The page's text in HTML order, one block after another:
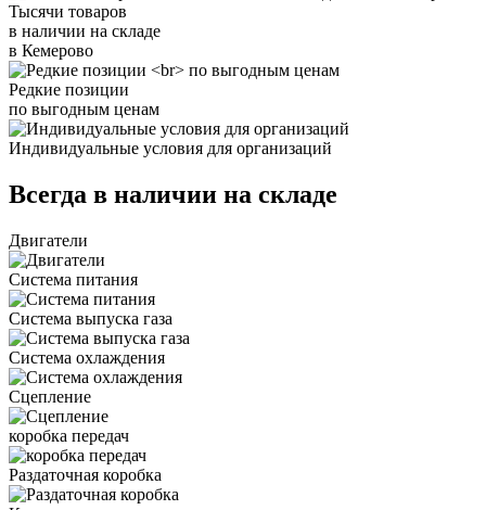
Тысячи товаров
в наличии на складе
в Кемерово
Редкие позиции
по выгодным ценам
Индивидуальные условия для организаций
Всегда в наличии на складе
Двигатели
Система питания
Система выпуска газа
Система охлаждения
Сцепление
коробка передач
Раздаточная коробка